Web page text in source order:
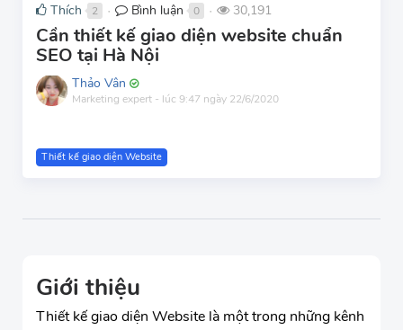
Thích 2 ● Bình luận 0 ● 30,191
Cần thiết kế giao diện website chuẩn
SEO tại Hà Nội
Thảo Vân
Marketing expert - lúc 9:47 ngày 22/6/2020
Thiết kế giao diện Website
Giới thiệu
Thiết kế giao diện Website là một trong những kênh